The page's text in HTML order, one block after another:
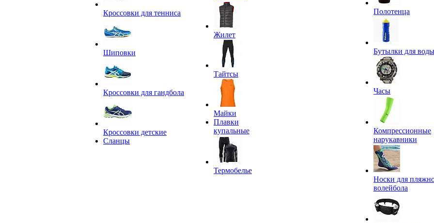
Кроссовки для тенниса
Шиповки
Кроссовки для гандбола
Кроссовки детские
Сланцы
Жилет
Тайтсы
Майки
Плавки
купальные
Термобелье
Полотенца
Бутылки для воды
Часы
Компрессионные
нарукавники
Носки для
волейбола